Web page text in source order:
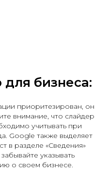
бизнеса:
приоритезирован, он
внимание, что слайдер
учитывать при
Google также выделяет
в разделе «Сведения»
указывать
о своем бизнесе.